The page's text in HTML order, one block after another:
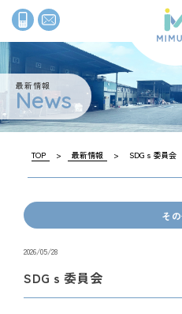
News
Company
Contact
Koshihiroba
最新情報
News
TOP > 最新情報 > SDGｓ委員会
そ
2026/05/28
SDGｓ委員会